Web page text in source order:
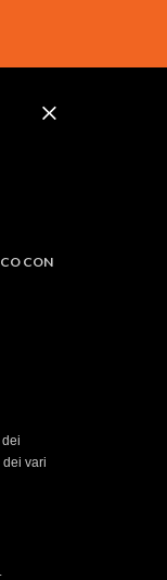
CON
vari